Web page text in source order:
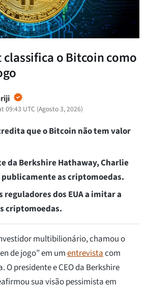
o Bitcoin como
09:43 UTC (Agosto 3, 2026)
que o Bitcoin não tem valor
da Berkshire Hathaway, Charlie
as criptomoedas.
reguladores dos EUA a imitar a
criptomoedas.
multibilionário, chamou o
de jogo” em umentrevistacom
O presidente e CEO da Berkshire
sua visão pessimista em